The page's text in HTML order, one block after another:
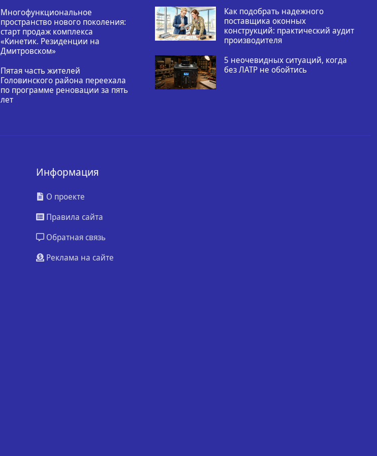
Многофункциональное
пространство нового поколения:
старт продаж комплекса
«Кинетик. Резиденции на
Дмитровском»
Пятая часть жителей
Головинского района переехала
по программе реновации за пять
лет
Как подобрать надежного
поставщика оконных
конструкций: практический аудит
производителя
5 неочевидных ситуаций, когда
без ЛАТР не обойтись
Информация
О проекте
Правила сайта
Обратная связь
Реклама на сайте